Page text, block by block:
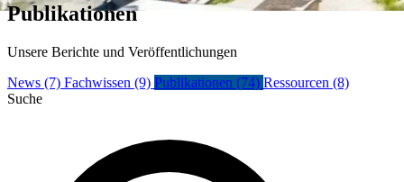
Publikationen
Unsere Berichte und Veröffentlichungen
News (7) Fachwissen (9) Publikationen (74) Ressourcen (8)
Suche